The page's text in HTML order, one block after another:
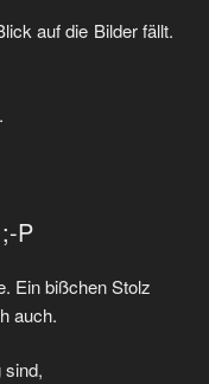
auf die Bilder fällt.
P
Ein bißchen Stolz
auch.
sind,